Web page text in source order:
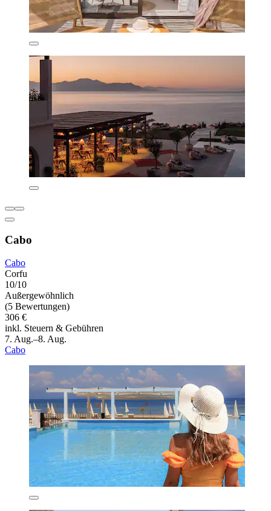
Cabo
Cabo
Corfu
10/10
Außergewöhnlich
(5 Bewertungen)
306 €
inkl. Steuern & Gebühren
7. Aug.–8. Aug.
Cabo